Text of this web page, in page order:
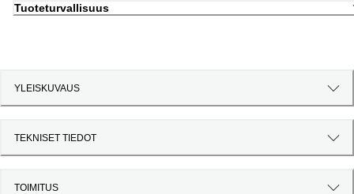
Tuoteturvallisuus
YLEISKUVAUS
TEKNISET TIEDOT
TOIMITUS